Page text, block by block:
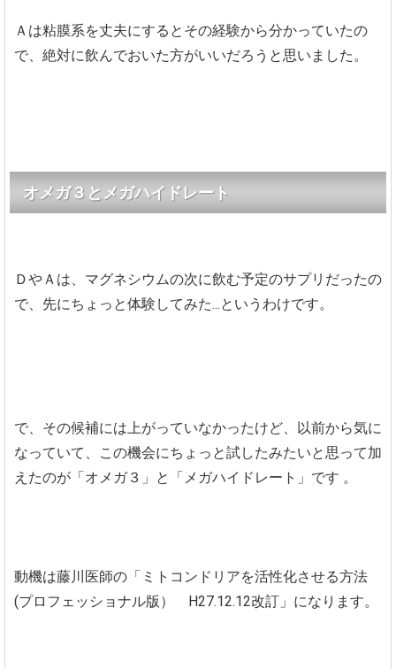
Ａは粘膜系を丈夫にするとその経験から分かっていたの
で、絶対に飲んでおいた方がいいだろうと思いました。
オメガ３とメガハイドレート
ＤやＡは、マグネシウムの次に飲む予定のサプリだったの
で、先にちょっと体験してみた...というわけです。
で、その候補には上がっていなかったけど、以前から気に
なっていて、この機会にちょっと試したみたいと思って加
えたのが「オメガ３」と「メガハイドレート」です 。
動機は藤川医師の「ミトコンドリアを活性化させる方法
(プロフェッショナル版） H27.12.12改訂」になります。